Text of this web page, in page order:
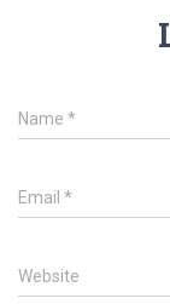
Name *
Email *
Website